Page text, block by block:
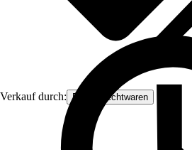
Verkauf durch: Frank Flechtwaren